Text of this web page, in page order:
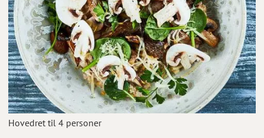
Hovedret til 4 personer